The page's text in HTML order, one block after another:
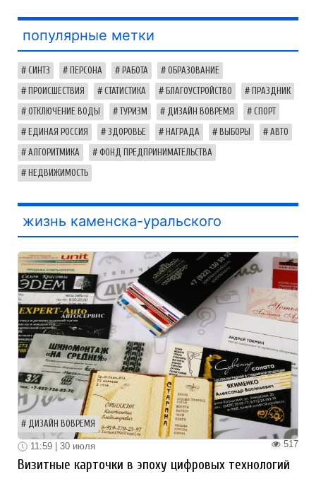
популярные метки
СИНТЗ ПЕРСОНА РАБОТА ОБРАЗОВАНИЕ
ПРОИСШЕСТВИЯ СТАТИСТИКА БЛАГОУСТРОЙСТВО ПРАЗДНИК
ОТКЛЮЧЕНИЕ ВОДЫ ТУРИЗМ ДИЗАЙН ВОВРЕМЯ СПОРТ
ЕДИНАЯ РОССИЯ ЗДОРОВЬЕ НАГРАДА ВЫБОРЫ АВТО
АЛГОРИТМИКА ФОНД ПРЕДПРИНИМАТЕЛЬСТВА
НЕДВИЖИМОСТЬ
жизнь каменска-уральского
ДИЗАЙН ВОВРЕМЯ
517
11:59 | 30 июля
Визитные карточки в эпоху цифровых технологий